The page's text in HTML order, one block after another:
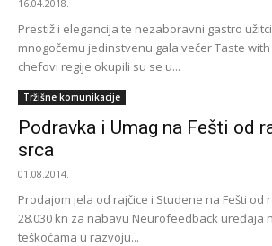
16.04.2018.
Prestiž i elegancija te nezaboravni gastro
mnogočemu jedinstvenu gala večer Taste
chefovi regije okupili su se u...
Tržišne komunikacije
Podravka i Umag na Fešti od
srca
01.08.2014.
Prodajom jela od rajčice i Studene na Fešti od
28.030 kn za nabavu Neurofeedback uređaja
teškoćama u razvoju...